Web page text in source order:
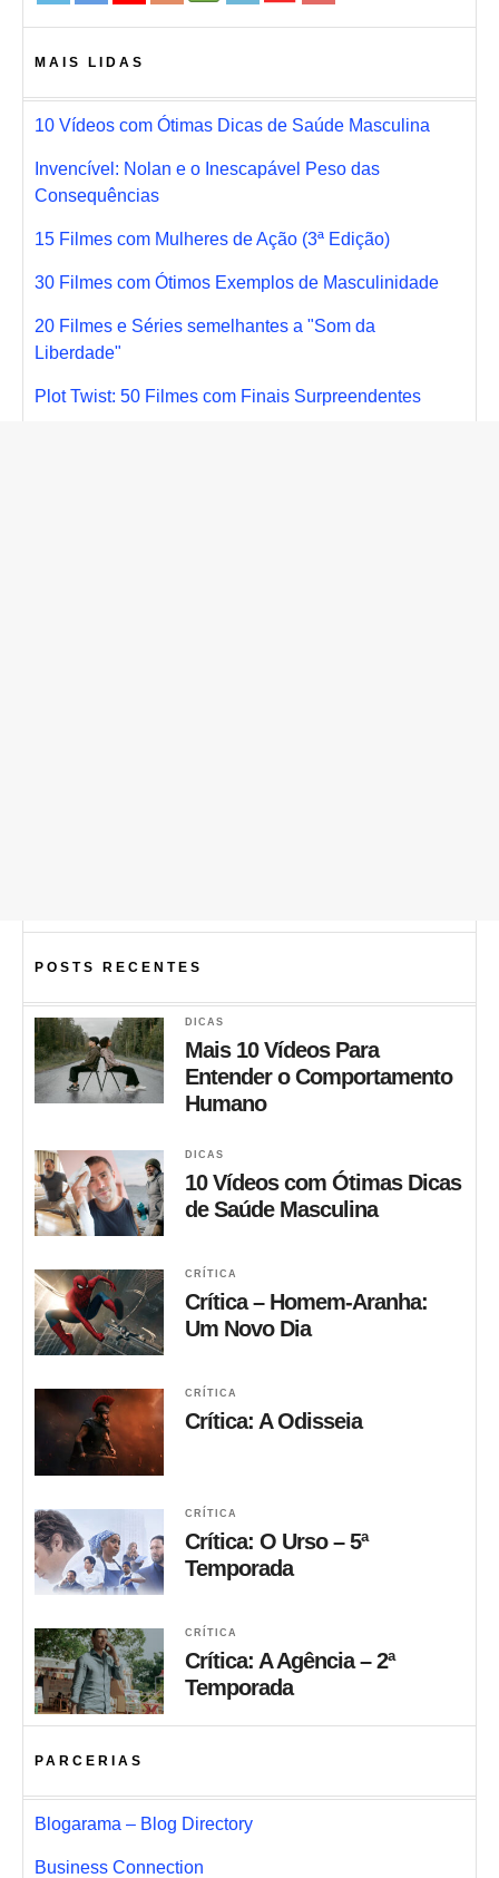
MAIS LIDAS
10 Vídeos com Ótimas Dicas de Saúde Masculina
Invencível: Nolan e o Inescapável Peso das
Consequências
15 Filmes com Mulheres de Ação (3ª Edição)
30 Filmes com Ótimos Exemplos de Masculinidade
20 Filmes e Séries semelhantes a "Som da
Liberdade"
Plot Twist: 50 Filmes com Finais Surpreendentes
POSTS RECENTES
DICAS
Mais 10 Vídeos Para
Entender o Comportamento
Humano
DICAS
10 Vídeos com Ótimas Dicas
de Saúde Masculina
CRÍTICA
Crítica – Homem-Aranha:
Um Novo Dia
CRÍTICA
Crítica: A Odisseia
CRÍTICA
Crítica: O Urso – 5ª
Temporada
CRÍTICA
Crítica: A Agência – 2ª
Temporada
PARCERIAS
Blogarama – Blog Directory
Business Connection